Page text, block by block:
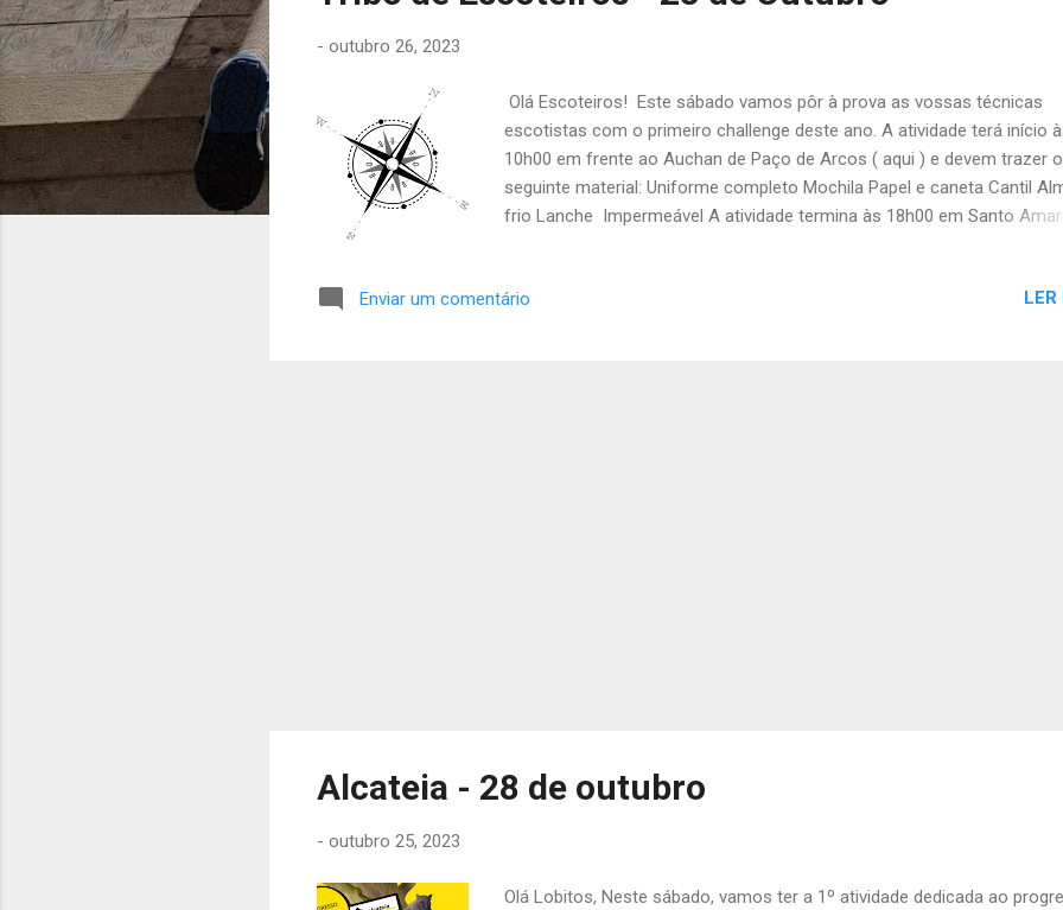
- outubro 26, 2023
Olá Escoteiros! Este sábado vamos pôr à prova as vossas técnicas
escotistas com o primeiro challenge deste ano. A atividade terá início
10h00 em frente ao Auchan de Paço de Arcos ( aqui ) e devem trazer o
seguinte material: Uniforme completo Mochila Papel e caneta Cantil
frio Lanche Impermeável A atividade termina às 18h00 em Santo
Enviar um comentário
LER
Alcateia - 28 de outubro
- outubro 25, 2023
Olá Lobitos, Neste sábado, vamos ter a 1º atividade dedicada ao